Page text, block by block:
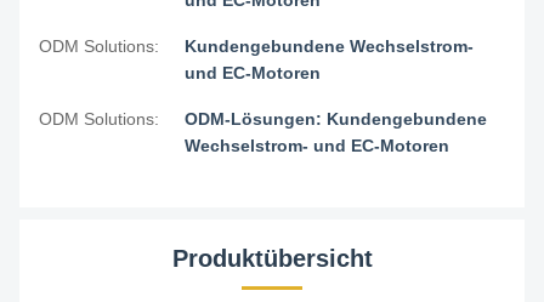
ODM Solutions:
Kundengebundene Wechselstrom-
und EC-Motoren
ODM Solutions:
ODM-Lösungen: Kundengebundene
Wechselstrom- und EC-Motoren
Produktübersicht